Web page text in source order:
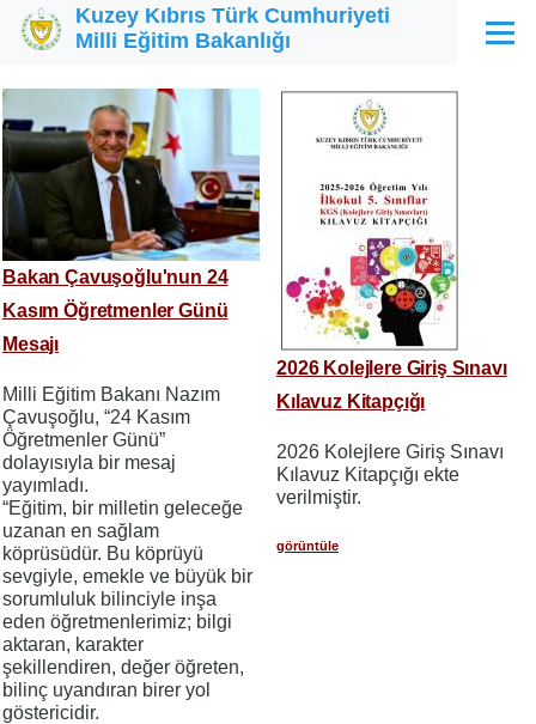
Ana içeriğe atla
Kuzey Kıbrıs Türk Cumhuriyeti
Milli Eğitim Bakanlığı
Menü
Bakan Çavuşoğlu'nun 24
Kasım Öğretmenler Günü
Mesajı
Milli Eğitim Bakanı Nazım
Çavuşoğlu, “24 Kasım
Öğretmenler Günü”
dolayısıyla bir mesaj
yayımladı.
“Eğitim, bir milletin geleceğe
uzanan en sağlam
köprüsüdür. Bu köprüyü
sevgiyle, emekle ve büyük bir
sorumluluk bilinciyle inşa
eden öğretmenlerimiz; bilgi
aktaran, karakter
şekillendiren, değer öğreten,
bilinç uyandıran birer yol
göstericidir.
2026 Kolejlere Giriş Sınavı
Kılavuz Kitapçığı
2026 Kolejlere Giriş Sınavı
Kılavuz Kitapçığı ekte
verilmiştir.
görüntüle